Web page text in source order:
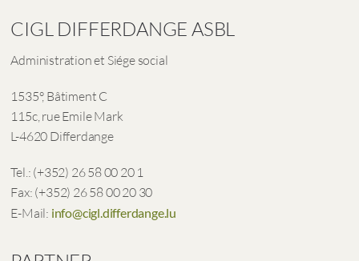
CIGL DIFFERDANGE ASBL
Administration et Siége social
1535°, Bâtiment C
115c, rue Emile Mark
L-4620 Differdange
Tel.: (+352) 26 58 00 20 1
Fax: (+352) 26 58 00 20 30
E-Mail: info@cigl.differdange.lu